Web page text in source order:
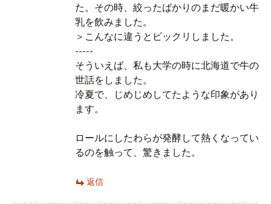
た。その時、絞ったばかりのまだ暖かい牛
乳を飲みました。
＞こんなに違うとビックリしました。
-----
そういえば、私も大学の時に北海道で牛の
世話をしました。
冷夏で、じめじめしてたような印象があり
ます。
ロールにしたわらが発酵して熱くなってい
るのを触って、驚きました。
返信